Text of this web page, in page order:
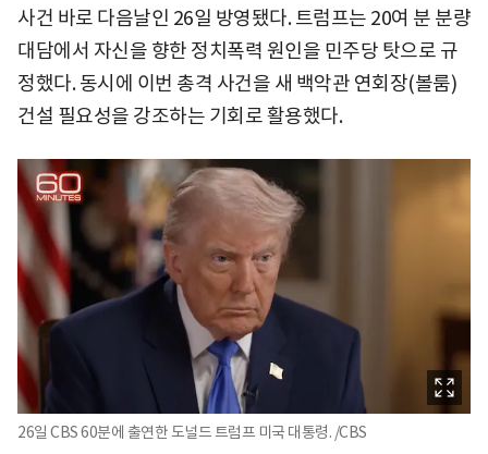
사건 바로 다음날인 26일 방영됐다. 트럼프는 20여 분 분량
대담에서 자신을 향한 정치폭력 원인을 민주당 탓으로 규
정했다. 동시에 이번 총격 사건을 새 백악관 연회장(볼룸)
건설 필요성을 강조하는 기회로 활용했다.
26일 CBS 60분에 출연한 도널드 트럼프 미국 대통령. /CBS